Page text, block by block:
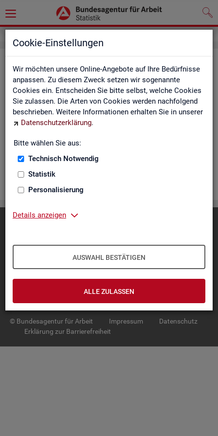
Cookie-Einstellungen
Wir möchten unsere Online-Angebote auf Ihre Bedürfnisse
anpassen. Zu diesem Zweck setzen wir sogenannte
Cookies ein. Entscheiden Sie bitte selbst, welche Cookies
Sie zulassen. Die Arten von Cookies werden nachfolgend
beschrieben. Weitere Informationen erhalten Sie in unserer
Datenschutzerklärung.
Bitte wählen Sie aus:
Technisch Notwendig
Statistik
Personalisierung
Details anzeigen
AUSWAHL BESTÄTIGEN
ALLE ZULASSEN
Ar­beits­lo­se und Ar­beits­lo­sen­quo­
ten - Deutsch­land, Län­der, Krei­se
und Ge­mein­den (Zeit­rei­he Mo­nats-
und Jah­res­zah­len)
nen über Ar­beits­lo­se nach Alter, Ge­schlecht, Staats­an­ge­hö­
rig­keit, Schwer­be­hin­de­rung und wei­te­re Merk­ma­le sowie Ar­
beits­lo­sen­quo­ten.
Diese Seite empfehlen
IN­TER­AK­TI­VE STA­TIS­TI­KEN
GRUND­LA­GEN
© Bundesagentur für Arbeit Impressum
Datenschutz
Erklärung zur Barrierefreiheit